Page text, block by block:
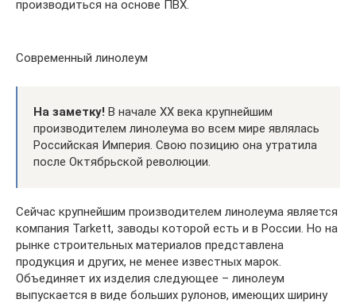
производиться на основе ПВХ.
Современный линолеум
На заметку! В начале ХХ века крупнейшим
производителем линолеума во всем мире являлась
Российская Империя. Свою позицию она утратила
после Октябрьской революции.
Сейчас крупнейшим производителем линолеума является
компания Tarkett, заводы которой есть и в России. Но на
рынке строительных материалов представлена
продукция и других, не менее известных марок.
Объединяет их изделия следующее – линолеум
выпускается в виде больших рулонов, имеющих ширину